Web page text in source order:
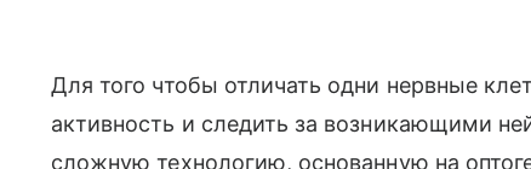
Для того чтобы отличать одни нервные
активность и следить за возникающими
сложную технологию, основанную на